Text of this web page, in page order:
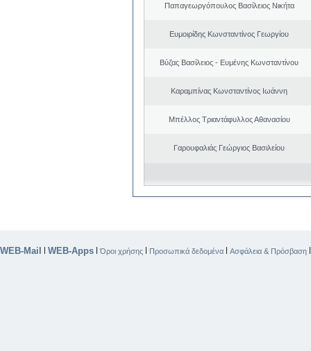
Παπαγεωργόπουλος Βασίλειος Νικήτα
Ευμοιρίδης Κωνσταντίνος Γεωργίου
Βύζας Βασίλειος - Ευμένης Κωνσταντίνου
Καραμπίνας Κωνσταντίνος Ιωάννη
Μπέλλος Τριαντάφυλλος Αθανασίου
Γαρουφαλιάς Γεώργιος Βασιλείου
WEB-Mail | WEB-Apps |Όροι χρήσης | Προσωπικά δεδομένα | Ασφάλεια & Πρόσβαση